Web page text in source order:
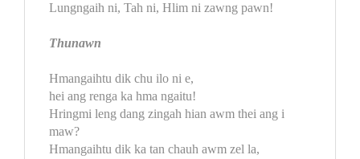
Lungngaih ni, Tah ni, Hlim ni zawng pawn!
Thunawn
Hmangaihtu dik chu ilo ni e,
hei ang renga ka hma ngaitu!
Hringmi leng dang zingah hian awm thei ang i
maw?
Hmangaihtu dik ka tan chauh awm zel la,